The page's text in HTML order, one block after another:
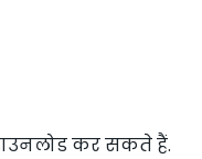
कर सकते हैं.